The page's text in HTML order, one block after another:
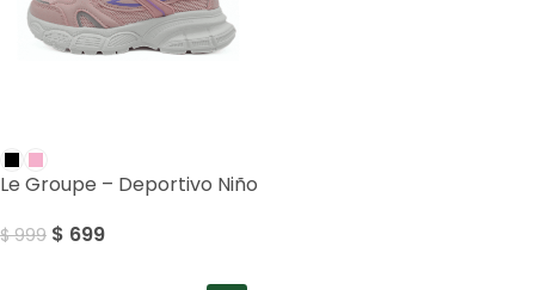
Le Groupe – Deportivo Niño
$999 $ 699